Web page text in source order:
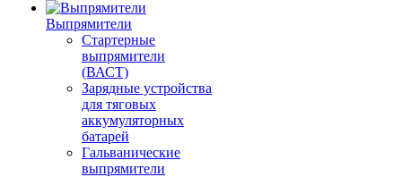
Выпрямители
Стартерные
выпрямители
(ВАСТ)
Зарядные устройства
для тяговых
аккумуляторных
батарей
Гальванические
выпрямители